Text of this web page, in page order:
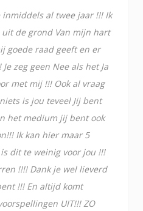
inmiddels al twee jaar !!! Ik
de grond Van mijn hart
goede raad geeft en er
zeg geen Nee als het Ja
met mij !!! Ook al vraag
is jou teveel Jij bent
het medium jij bent ook
Ik kan hier maar 5
dit te weinig voor jou !!!
!!!! Dank je wel lieverd
!!! En altijd komt
UIT!!! ZO